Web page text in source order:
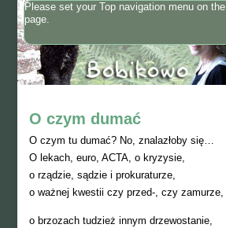
Please set your Top navigation menu on the
page.
O czym dumać
O czym tu dumać? No, znalazłoby się…
O lekach, euro, ACTA, o kryzysie,
o rządzie, sądzie i prokuraturze,
o ważnej kwestii czy przed-, czy zamurze,
o brzozach tudzież innym drzewostanie,